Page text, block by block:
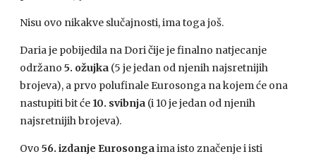
Nisu ovo nikakve slučajnosti, ima toga još.
Daria je pobijedila na Dori čije je finalno natjecanje
održano 5. ožujka (5 je jedan od njenih najsretnijih
brojeva), a prvo polufinale Eurosonga na kojem će ona
nastupiti bit će 10. svibnja (i 10 je jedan od njenih
najsretnijih brojeva).
Ovo 56. izdanje Eurosongaima isto značenje i isti